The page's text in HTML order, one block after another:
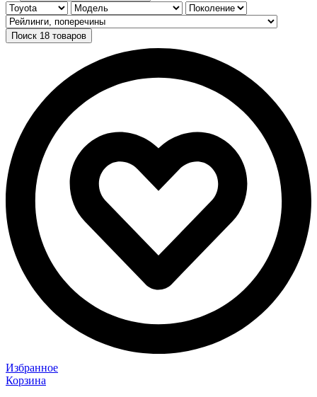
Поиск 18 товаров
Избранное
Корзина